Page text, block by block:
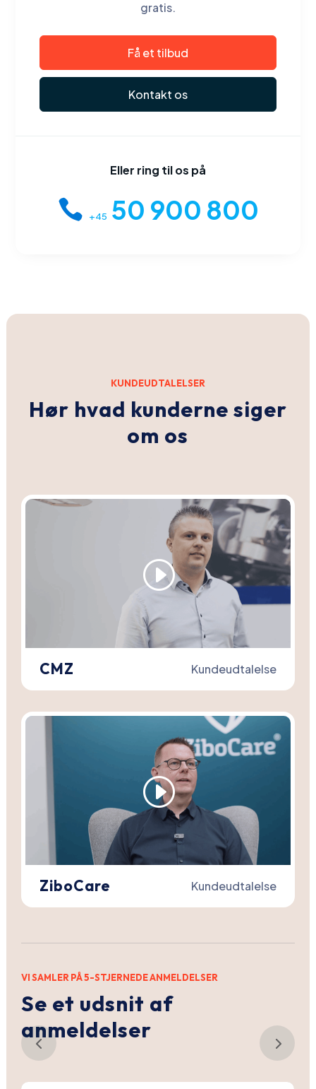
gratis.
Få et tilbud
Kontakt os
Eller ring til os på
+45 50 900 800
KUNDEUDTALELSER
Hør hvad kunderne siger
om os
CMZ Kundeudtalelse
ZiboCare Kundeudtalelse
VI SAMLER PÅ 5-STJERNEDE ANMELDELSER
Se et udsnit af
anmeldelser